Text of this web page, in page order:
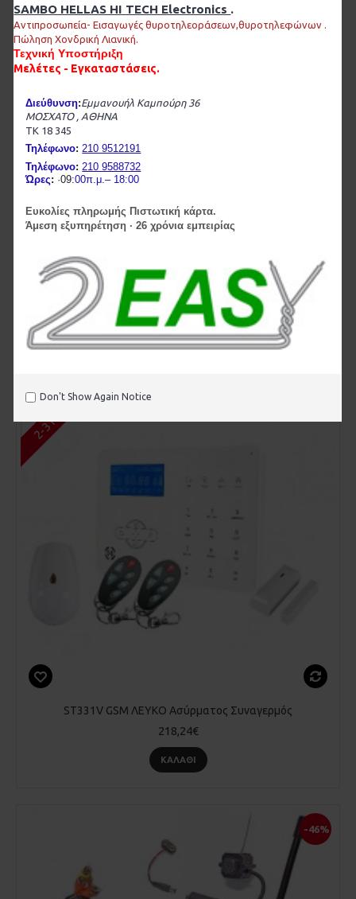
SAMBO HELLAS HI TECH Electronics .
Αντιπροσωπεία- Εισαγωγές θυροτηλεοράσεων,θυροτηλεφώνων .
Πώληση Χονδρική Λιανική.
Τεχνική Υποστήριξη
Μελέτες - Εγκαταστάσεις.
Διεύθυνση:Εμμανουήλ Καμπούρη 36
ΜΟΣΧΑΤΟ , ΑΘΗΝΑ
ΤΚ 18 345
Τηλέφωνο:210 9512191
Τηλέφωνο:210 9588732
Ώρες: ·09:00π.μ.– 18:00
Ευκολίες πληρωμής Πιστωτική κάρτα.
Άμεση εξυπηρέτηση · 26 χρόνια εμπειρίας
Don't Show Again Notice
SA-603EM-W ACCESS SAMBO HELLAS - 2 EASY
73,16€
ΚΑΛΆΘΙ
2-3 Ημέρες
ST331V GSM ΛΕΥΚΟ Ασύρματος Συναγερμός
218,24€
ΚΑΛΆΘΙ
-46%